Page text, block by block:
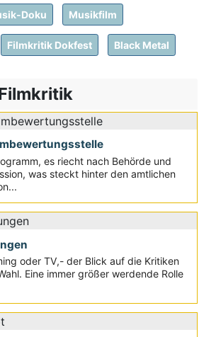
Doku Musikfilm
Filmkritik Dokfest Black Metal
es riecht nach Behörde und
was steckt hinter den amtlichen
oder TV,- der Blick auf die Kritiken
Eine immer größer werdende Rolle